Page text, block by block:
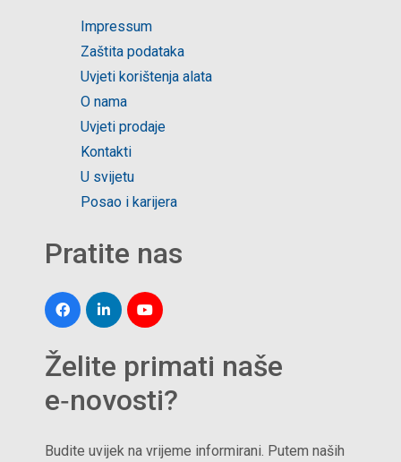
Impressum
Zaštita podataka
Uvjeti korištenja alata
O nama
Uvjeti prodaje
Kontakti
U svijetu
Posao i karijera
Pratite nas
Želite primati naše
e‑novosti?
Budite uvijek na vrijeme informirani. Putem naših